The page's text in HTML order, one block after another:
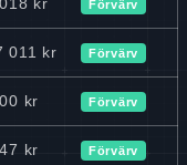
Förvärv
011 kr Förvärv
kr Förvärv
kr Förvärv